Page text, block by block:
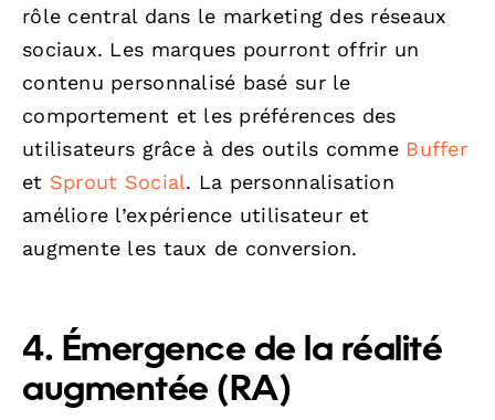
rôle central dans le marketing des réseaux
sociaux. Les marques pourront offrir un
contenu personnalisé basé sur le
comportement et les préférences des
utilisateurs grâce à des outils comme Buffer
et Sprout Social. La personnalisation
améliore l’expérience utilisateur et
augmente les taux de conversion.
4. Émergence de la réalité
augmentée (RA)